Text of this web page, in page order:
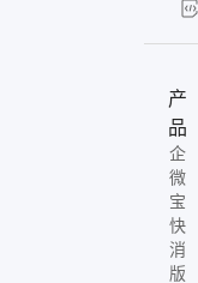
产
品
企
微
宝
快
消
版